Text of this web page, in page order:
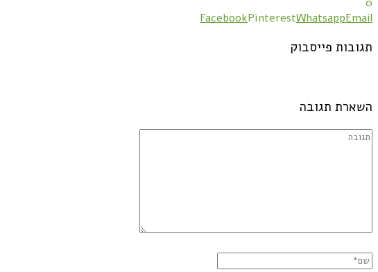
FacebookPinterestWhatsappEmail
תגובות פייסבוק
השארת תגובה